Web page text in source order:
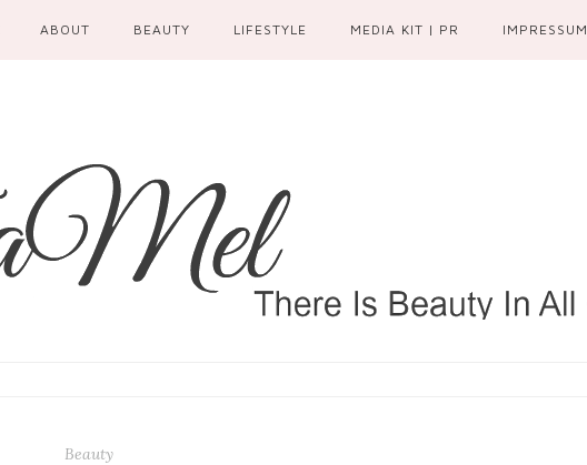
ABOUT BEAUTY LIFESTYLE MEDIA KIT | PR IMPRESSUM
Beauty